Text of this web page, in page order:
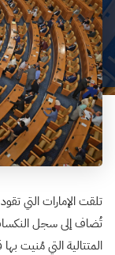
تلقت الإمارات التي
تُضاف إلى سجل النكسات
المتتالية التي مُنيت